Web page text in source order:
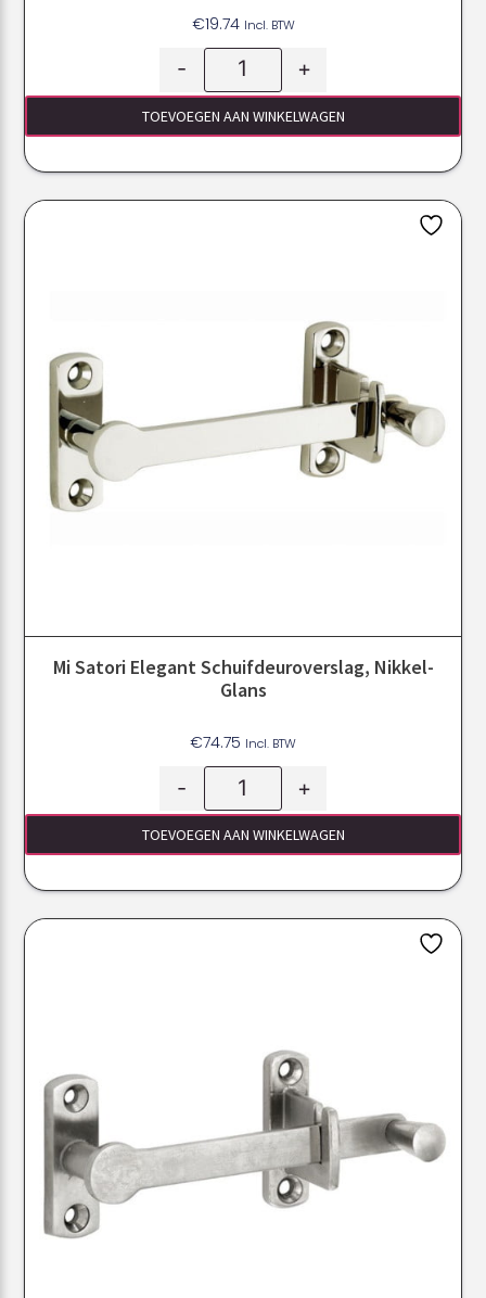
€19.74 Incl. BTW
- +
TOEVOEGEN AAN WINKELWAGEN
Mi Satori Elegant Schuifdeuroverslag, Nikkel-
Glans
€74.75 Incl. BTW
- +
TOEVOEGEN AAN WINKELWAGEN